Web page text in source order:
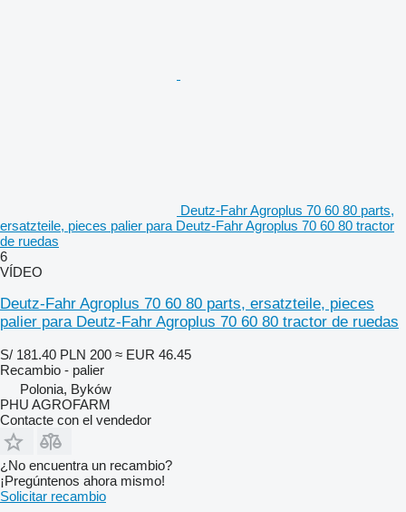
Deutz-Fahr Agroplus 70 60 80 parts,
ersatzteile, pieces palier para Deutz-Fahr Agroplus 70 60 80 tractor
de ruedas
6
VÍDEO
Deutz-Fahr Agroplus 70 60 80 parts, ersatzteile, pieces
palier para Deutz-Fahr Agroplus 70 60 80 tractor de ruedas
S/ 181.40 PLN 200 ≈ EUR 46.45
Recambio - palier
Polonia, Byków
PHU AGROFARM
Contacte con el vendedor
¿No encuentra un recambio?
¡Pregúntenos ahora mismo!
Solicitar recambio